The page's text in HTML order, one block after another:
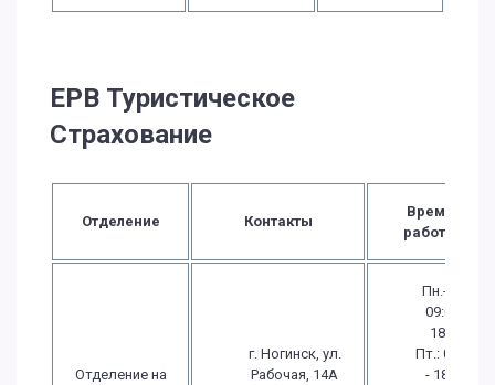
ЕРВ Туристическое
Страхование
Отделение Контакты
Время
работы
Отделение на
г. Ногинск, ул.
Рабочая, 14А
Пн.-Чт.:
09:00 -
18:00
Пт.: 09:00
- 18:00